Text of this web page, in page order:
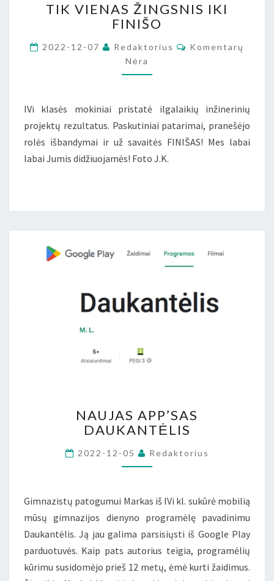
VIENAS
ŽINGSNIS
FINIŠO
TIK VIENAS ŽINGSNIS IKI
FINIŠO
2022-12-07 Redaktorius Komentarai
Komentarų
Nėra
IVi klasės mokiniai pristatė ilgalaikių inžinerinių
projektų rezultatus. Paskutiniai patarimai, pranešėjo
rolės išbandymai ir už savaitės FINIŠAS! Mes labai
labai Jumis didžiuojamės! Foto J.K.
APP’SAS
DAUKANTĖLIS
NAUJAS APP’SAS
DAUKANTĖLIS
2022-12-05 Redaktorius
Gimnazistų patogumui Markas iš IVi kl. sukūrė mobilią
mūsų gimnazijos dienyno programėlę pavadinimu
Daukantėlis. Ją jau galima parsisiųsti iš Google Play
parduotuvės. Kaip pats autorius teigia, programėlių
kūrimu susidomėjo prieš 12 metų, ėmė kurti žaidimus.